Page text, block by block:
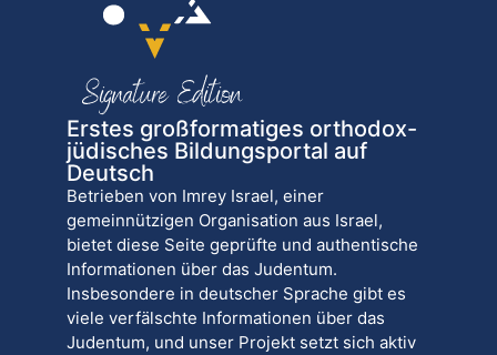
Erstes großformatiges orthodox-
jüdisches Bildungsportal auf
Deutsch
Betrieben von Imrey Israel, einer
gemeinnützigen Organisation aus Israel,
bietet diese Seite geprüfte und authentische
Informationen über das Judentum.
Insbesondere in deutscher Sprache gibt es
viele verfälschte Informationen über das
Judentum, und unser Projekt setzt sich aktiv